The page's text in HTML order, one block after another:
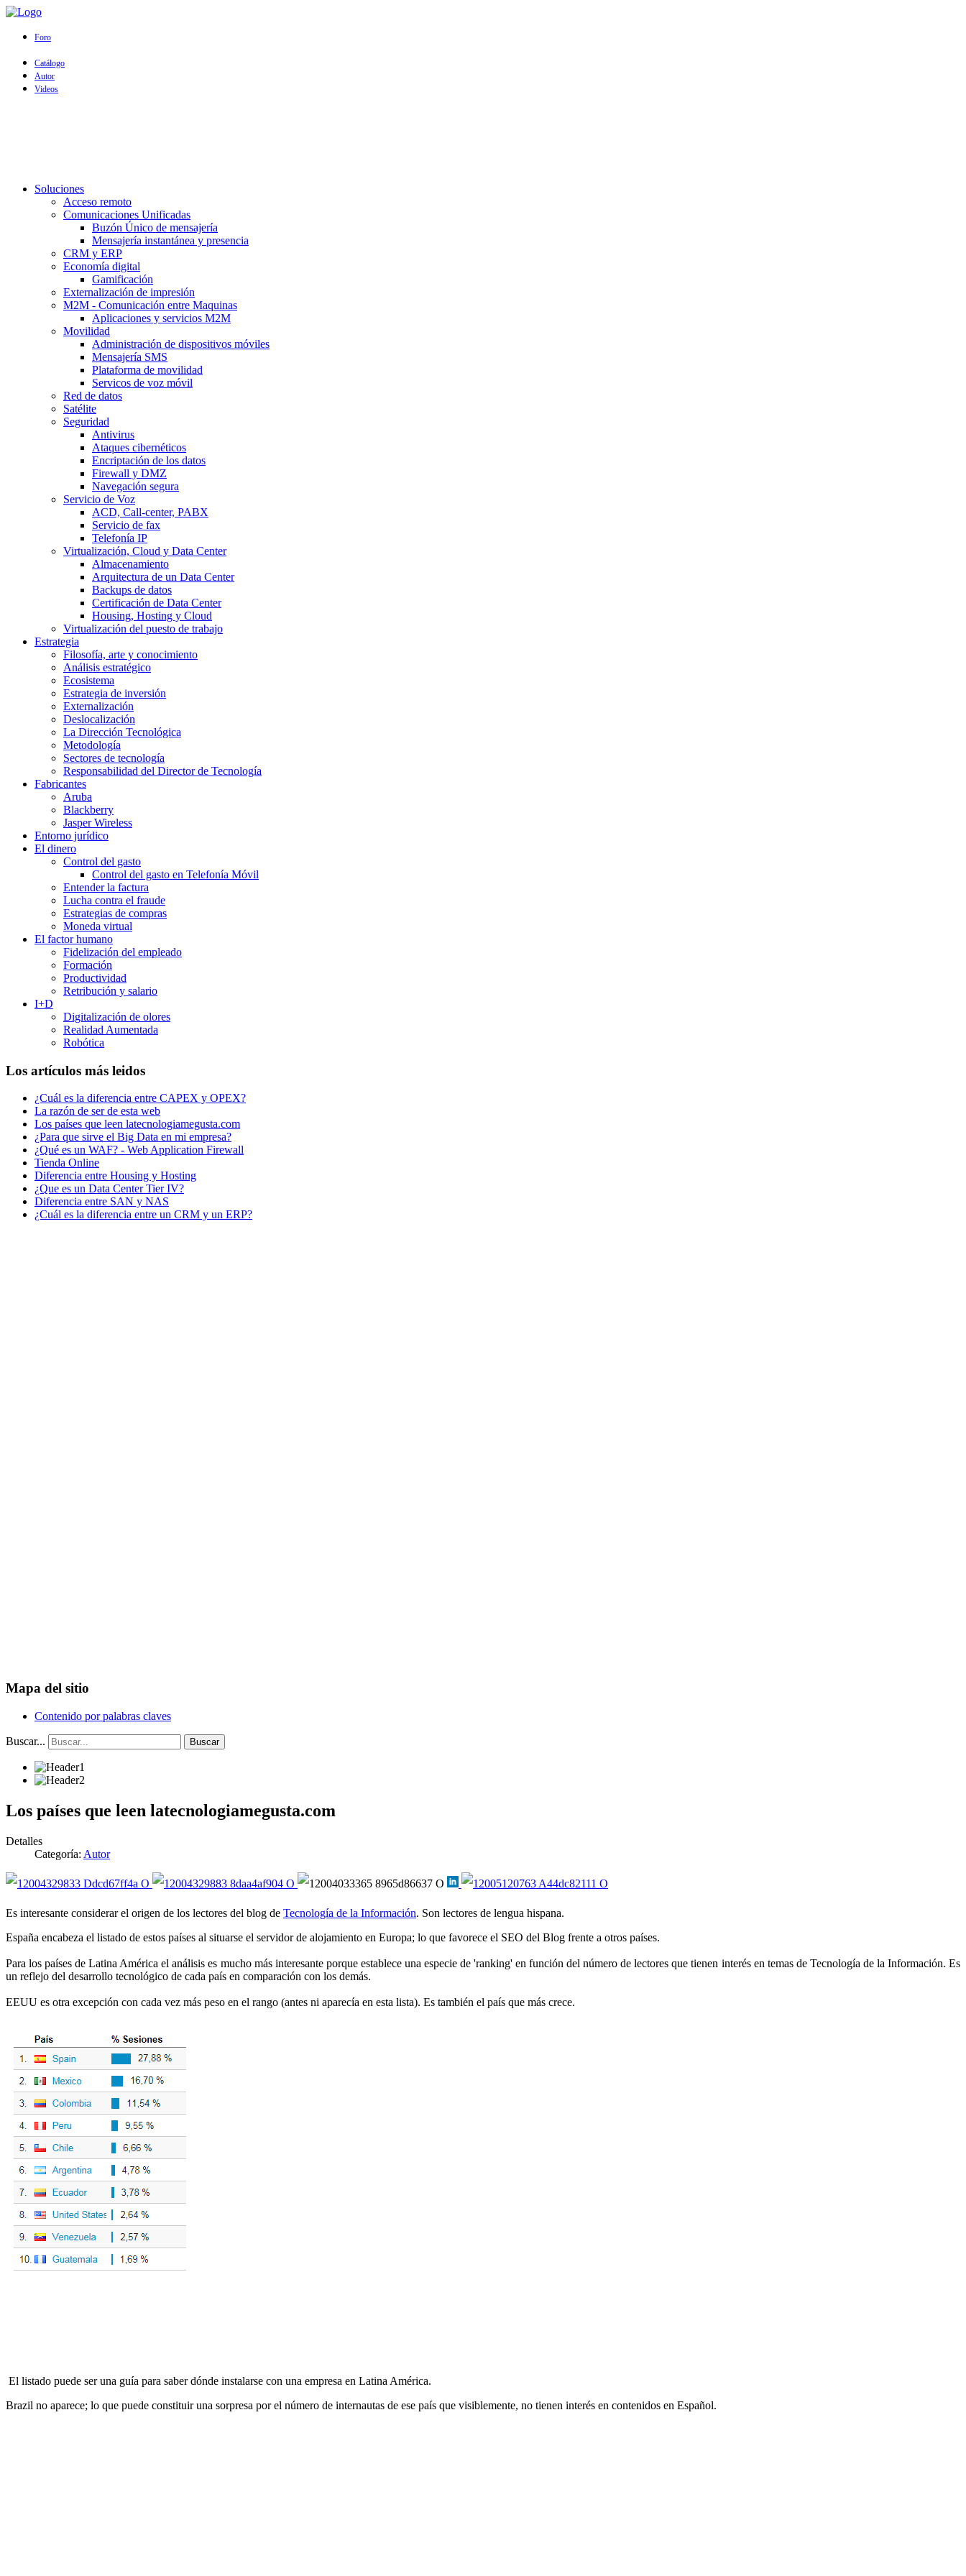
Foro
Catálogo
Autor
Videos
Soluciones
Acceso remoto
Comunicaciones Unificadas
Buzón Único de mensajería
Mensajería instantánea y presencia
CRM y ERP
Economía digital
Gamificación
Externalización de impresión
M2M - Comunicación entre Maquinas
Aplicaciones y servicios M2M
Movilidad
Administración de dispositivos móviles
Mensajería SMS
Plataforma de movilidad
Servicos de voz móvil
Red de datos
Satélite
Seguridad
Antivirus
Ataques cibernéticos
Encriptación de los datos
Firewall y DMZ
Navegación segura
Servicio de Voz
ACD, Call-center, PABX
Servicio de fax
Telefonía IP
Virtualización, Cloud y Data Center
Almacenamiento
Arquitectura de un Data Center
Backups de datos
Certificación de Data Center
Housing, Hosting y Cloud
Virtualización del puesto de trabajo
Estrategia
Filosofía, arte y conocimiento
Análisis estratégico
Ecosistema
Estrategia de inversión
Externalización
Deslocalización
La Dirección Tecnológica
Metodología
Sectores de tecnología
Responsabilidad del Director de Tecnología
Fabricantes
Aruba
Blackberry
Jasper Wireless
Entorno jurídico
El dinero
Control del gasto
Control del gasto en Telefonía Móvil
Entender la factura
Lucha contra el fraude
Estrategias de compras
Moneda virtual
El factor humano
Fidelización del empleado
Formación
Productividad
Retribución y salario
I+D
Digitalización de olores
Realidad Aumentada
Robótica
Los artículos más leidos
¿Cuál es la diferencia entre CAPEX y OPEX?
La razón de ser de esta web
Los países que leen latecnologiamegusta.com
¿Para que sirve el Big Data en mi empresa?
¿Qué es un WAF? - Web Application Firewall
Tienda Online
Diferencia entre Housing y Hosting
¿Que es un Data Center Tier IV?
Diferencia entre SAN y NAS
¿Cuál es la diferencia entre un CRM y un ERP?
Mapa del sitio
Contenido por palabras claves
Buscar... Buscar
Los países que leen latecnologiamegusta.com
Detalles
Categoría: Autor
Es interesante considerar el origen de los lectores del blog de Tecnología de la Información. Son lectores de lengua hispana.
España encabeza el listado de estos países al situarse el servidor de alojamiento en Europa; lo que favorece el SEO del Blog frente a otros países.
Para los países de Latina América el análisis es mucho más interesante porque establece una especie de 'ranking' en función del número de lectores que tienen interés en temas de Tecnología de la Información. Es
un reflejo del desarrollo tecnológico de cada país en comparación con los demás.
EEUU es otra excepción con cada vez más peso en el rango (antes ni aparecía en esta lista). Es también el país que más crece.
El listado puede ser una guía para saber dónde instalarse con una empresa en Latina América.
Brazil no aparece; lo que puede constituir una sorpresa por el número de internautas de ese país que visiblemente, no tienen interés en contenidos en Español.